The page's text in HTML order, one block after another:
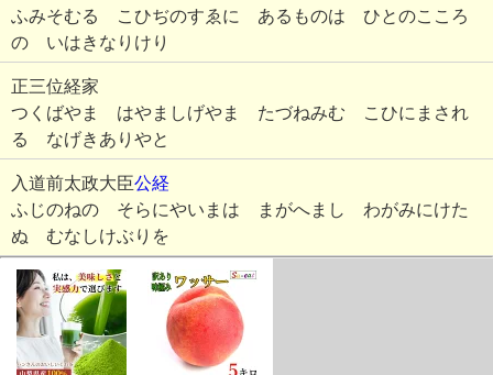
ふみそむる こひぢのすゑに あるものは ひとのこころ
の いはきなりけり
正三位経家
つくばやま はやましげやま たづねみむ こひにまされ
る なげきありやと
入道前太政大臣公経
ふじのねの そらにやいまは まがへまし わがみにけた
ぬ むなしけぶりを